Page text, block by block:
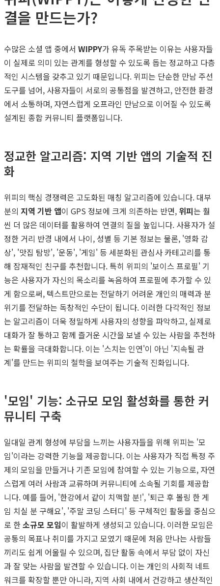
결을 만드는가?
수많은 소셜 앱 중에서 WIPPY가 유독 주목받는 이유는 사용자들
이 실제로 의미 있는 관계를 형성할 수 있도록 돕는 정교하고 다층
적인 시스템을 갖추고 있기 때문입니다. 위피는 단순한 만남 주선
도구를 넘어, 사용자들이 서로의 공통점을 발견하고, 안전한 환경
에서 소통하며, 자연스럽게 오프라인 만남으로 이어질 수 있도록
설계된 종합 커뮤니티 플랫폼입니다.
정교한 알고리즘: 지역 기반 앱의 기술적 진
화
위피의 핵심 경쟁력은 고도화된 매칭 알고리즘에 있습니다. 대부
분의 지역 기반 앱이 GPS 정보에 크게 의존하는 반면, 위피는 훨
씬 더 많은 데이터를 활용하여 연결의 질을 높입니다. 사용자가 설
정한 거리 반경 내에서 나이, 성별 등 기본 정보는 물론, '영화 감
상', '맛집 탐방', '운동', '게임' 등 세분화된 관심사 카테고리를 통
해 잠재적인 친구를 추천합니다. 특히 위피의 '보이스 프로필' 기
능은 사용자가 자신의 목소리를 녹음하여 프로필에 추가할 수 있
게 함으로써, 텍스트만으로는 전달하기 어려운 개인의 매력과 분
위기를 전달하는 독창적인 수단이 됩니다. 이러한 다각적인 정보
는 알고리즘이 더욱 정밀하게 사용자의 성향을 파악하고, 실제로
대화가 잘 통하고 함께 즐거운 시간을 보낼 수 있는 사람을 추천하
는 확률을 극대화합니다. 이는 '스치는 인연'이 아닌 '지속될 관
계'를 만드는 위피의 철학을 보여주는 기술적 진화입니다.
'모임' 기능: 소규모 모임 활성화를 통한 커
뮤니티 구축
일대일 관계 형성에 부담을 느끼는 사용자들을 위해 위피는 '모
임'이라는 강력한 기능을 제공합니다. 이는 사용자가 직접 특정 주
제의 모임을 만들거나 기존 모임에 참여할 수 있는 기능으로, 자연
스럽게 여러 사람과 교류하며 커뮤니티에 소속될 기회를 제공합
니다. 예를 들어, '한강에서 같이 치맥할 분!', '퇴근 후 볼링 한 게
임 치실 분 구해요', '주말 코딩 스터디' 등 구체적인 활동을 중심으
로 한소규모 모임이 활발하게 생성되고 있습니다. 이러한 모임은
공통의 목표나 취미를 가지고 모였기 때문에 처음 만나는 사람들
끼리도 쉽게 어울릴 수 있으며, 집단 활동 속에서 부담 없이 자신
과 잘 맞는 사람을 발견할 수 있습니다. 이는 개인의 사회적 네트
워크를 확장할 뿐만 아니라, 지역 사회 내에서 건강하고 생산적인